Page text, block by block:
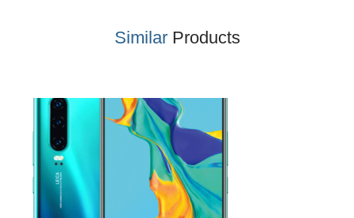
SimilarProducts